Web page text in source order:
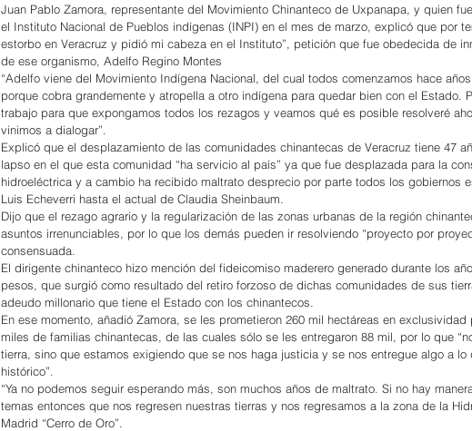
Juan Pablo Zamora, representante del Movimiento Chinanteco de Uxpanapa, y quien
el Instituto Nacional de Pueblos indígenas (INPI) en el mes de marzo, explicó que por
estorbo en Veracruz y pidió mi cabeza en el Instituto”, petición que fue obedecida de
de ese organismo, Adelfo Regino Montes
“Adelfo viene del Movimiento Indígena Nacional, del cual todos comenzamos hace
porque cobra grandemente y atropella a otro indígena para quedar bien con el Estado.
trabajo para que expongamos todos los rezagos y veamos qué es posible resolveré
vinimos a dialogar”.
Explicó que el desplazamiento de las comunidades chinantecas de Veracruz tiene 47
lapso en el que esta comunidad “ha servicio al país” ya que fue desplazada para la
hidroeléctrica y a cambio ha recibido maltrato desprecio por parte todos los gobiernos
Luis Echeverri hasta el actual de Claudia Sheinbaum.
Dijo que el rezago agrario y la regularización de las zonas urbanas de la región
asuntos irrenunciables, por lo que los demás pueden ir resolviendo “proyecto por
consensuada.
El dirigente chinanteco hizo mención del fideicomiso maderero generado durante los
pesos, que surgió como resultado del retiro forzoso de dichas comunidades de sus
adeudo millonario que tiene el Estado con los chinantecos.
En ese momento, añadió Zamora, se les prometieron 260 mil hectáreas en exclusividad
miles de familias chinantecas, de las cuales sólo se les entregaron 88 mil, por lo que
tierra, sino que estamos exigiendo que se nos haga justicia y se nos entregue algo a lo
histórico”.
“Ya no podemos seguir esperando más, son muchos años de maltrato. Si no hay
temas entonces que nos regresen nuestras tierras y nos regresamos a la zona de la
Madrid “Cerro de Oro”.